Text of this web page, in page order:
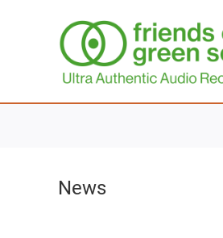
News